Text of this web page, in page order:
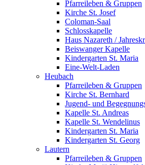
Pfarreileben & Gruppen
Kirche St. Josef
Coloman-Saal
Schlosskapelle
Haus Nazareth /
Beiswanger Kapelle
Kindergarten St. Maria
Eine-Welt-Laden
Heubach
Pfarreileben & Gruppen
Kirche St. Bernhard
Jugend- und
Kapelle St. Andreas
Kapelle St. Wendelinus
Kindergarten St. Maria
Kindergarten St. Georg
Lautern
Pfarreileben & Gruppen